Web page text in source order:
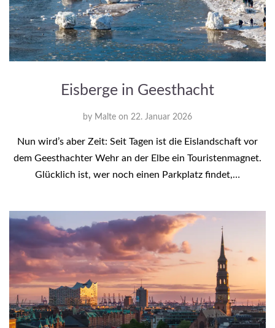
Eisberge in Geesthacht
by Malte on 22. Januar 2026
Nun wird’s aber Zeit: Seit Tagen ist die Eislandschaft vor
dem Geesthachter Wehr an der Elbe ein Touristenmagnet.
Glücklich ist, wer noch einen Parkplatz findet,…